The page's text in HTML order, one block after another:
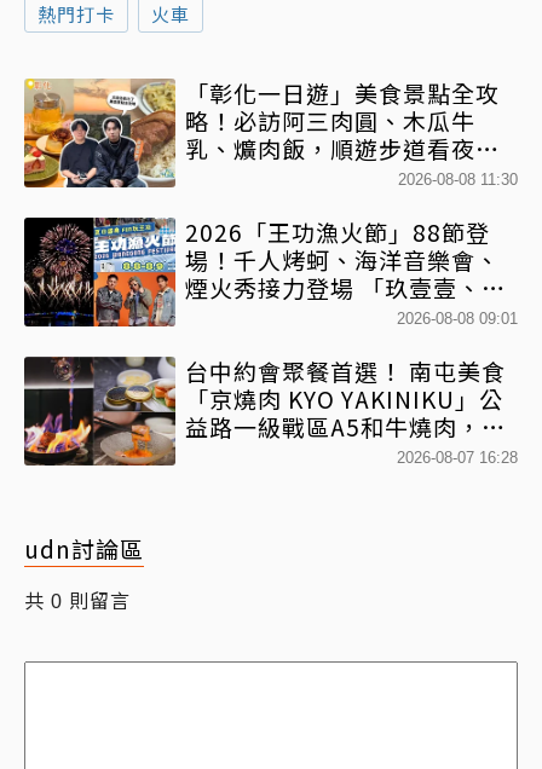
熱門打卡
火車
「彰化一日遊」美食景點全攻
略！必訪阿三肉圓、木瓜牛
乳、爌肉飯，順遊步道看夜景
2026-08-08 11:30
2026「王功漁火節」88節登
場！千人烤蚵、海洋音樂會、
煙火秀接力登場 「玖壹壹、美
2026-08-08 09:01
台中約會聚餐首選！ 南屯美食
「京燒肉 KYO YAKINIKU」公
益路一級戰區A5和牛燒肉，京
平雙人套餐全程專人代烤2026-08-07 16:28
udn討論區
共 0 則留言